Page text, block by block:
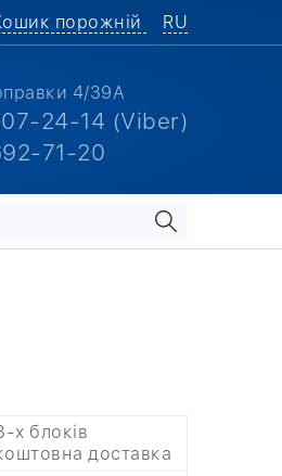
порожній RU
4/39А
24-14 (Viber)
71-20
х блоків
доставка